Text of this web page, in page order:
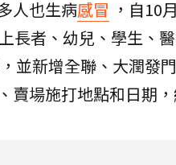
人也生病感冒 ，自10
長者、幼兒、學生、
並新增全聯、大潤發
賣場施打地點和日期